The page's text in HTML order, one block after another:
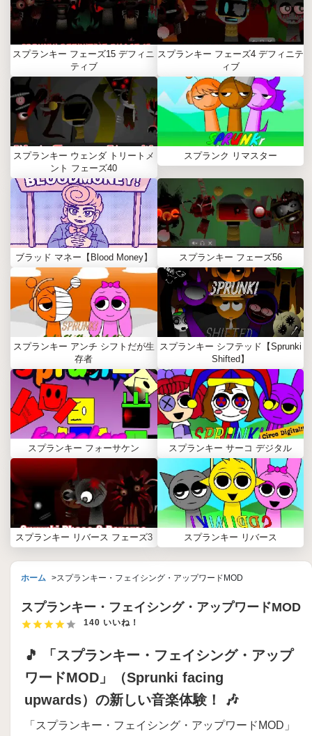
スプランキー フェーズ15 デフィニ
ティブ
スプランキー フェーズ4 デフィニテ
ィブ
スプランキー ウェンダ トリートメ
ント フェーズ40
スプランク リマスター
ブラッド マネー【Blood Money】 スプランキー フェーズ56
スプランキー アンチ シフトだが生
存者
スプランキー シフテッド【Sprunki
Shifted】
スプランキー フォーサケン スプランキー サーコ デジタル
スプランキー リバース フェーズ3 スプランキー リバース
ホーム スプランキー・フェイシング・アップワードMOD
スプランキー・フェイシング・アップワードMOD
140 いいね！
🎵 「スプランキー・フェイシング・アップ
ワードMOD」（Sprunki facing
upwards）の新しい音楽体験！ 🎶
「スプランキー・フェイシング・アップワードMOD」